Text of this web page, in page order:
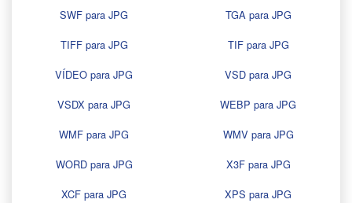
SWF para JPG
TGA para JPG
TIFF para JPG
TIF para JPG
VÍDEO para JPG
VSD para JPG
VSDX para JPG
WEBP para JPG
WMF para JPG
WMV para JPG
WORD para JPG
X3F para JPG
XCF para JPG
XPS para JPG